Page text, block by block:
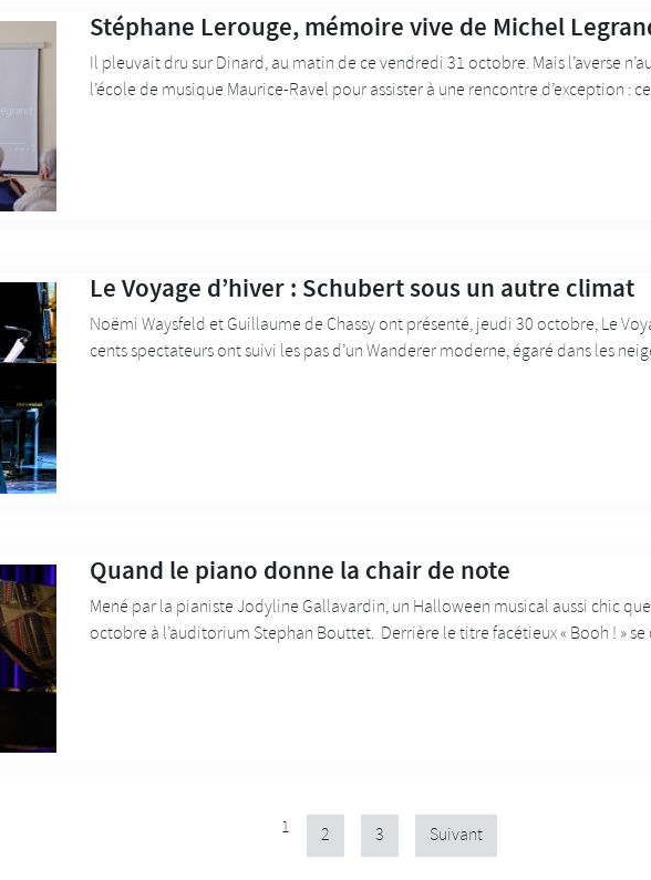
Stéphane Lerouge, mémoire vive de Michel
Il pleuvait dru sur Dinard, au matin de ce vendredi 31 octobre. Mais l’averse
l’école de musique Maurice-Ravel pour assister à une rencontre d’exception :
Le Voyage d’hiver : Schubert sous un autre climat
Noëmi Waysfeld et Guillaume de Chassy ont présenté, jeudi 30 octobre, Le
cents spectateurs ont suivi les pas d’un Wanderer moderne, égaré dans les
Quand le piano donne la chair de note
Mené par la pianiste Jodyline Gallavardin, un Halloween musical aussi chic
octobre à l’auditorium Stephan Bouttet. Derrière le titre facétieux « Booh ! » se
1 2 3 Suivant